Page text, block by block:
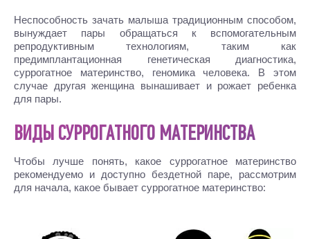
Неспособность зачать малыша традиционным способом,
вынуждает пары обращаться к вспомогательным
репродуктивным технологиям, таким как
предимплантационная генетическая диагностика,
суррогатное материнство, геномика человека. В этом
случае другая женщина вынашивает и рожает ребенка
для пары.
ВИДЫ СУРРОГАТНОГО МАТЕРИНСТВА
Чтобы лучше понять, какое суррогатное материнство
рекомендуемо и доступно бездетной паре, рассмотрим
для начала, какое бывает суррогатное материнство: